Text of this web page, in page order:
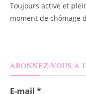
Toujours active et
moment de chômage
ABONNEZ-VOUS À
E-mail *